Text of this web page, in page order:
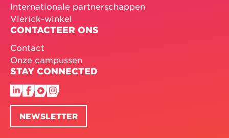
Internationale partnerschappen
Vlerick-winkel
CONTACTEER ONS
Contact
Onze campussen
STAY CONNECTED
NEWSLETTER